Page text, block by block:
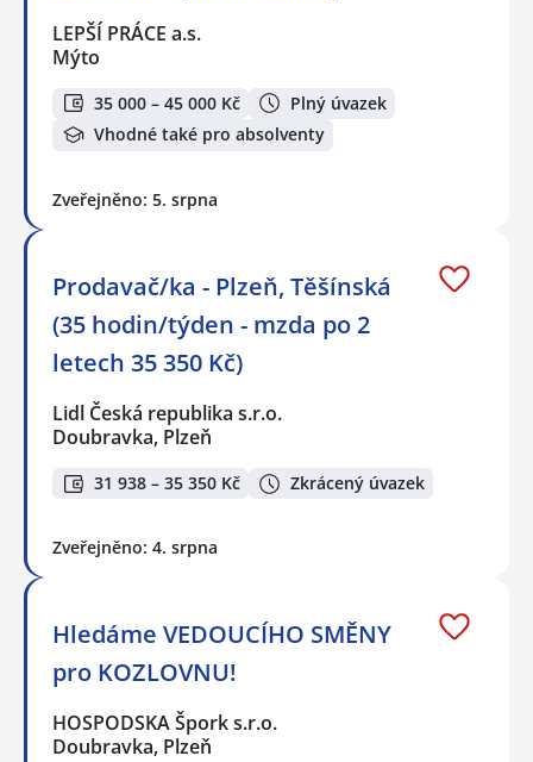
LEPŠÍ PRÁCE a.s.
Mýto
35 000 – 45 000 Kč
Plný úvazek
Vhodné také pro absolventy
Zveřejněno: 5. srpna
Prodavač/ka - Plzeň, Těšínská
(35 hodin/týden - mzda po 2
letech 35 350 Kč)
Lidl Česká republika s.r.o.
Doubravka, Plzeň
31 938 – 35 350 Kč Zkrácený úvazek
Zveřejněno: 4. srpna
Hledáme VEDOUCÍHO SMĚNY
pro KOZLOVNU!
HOSPODSKA Špork s.r.o.
Doubravka, Plzeň